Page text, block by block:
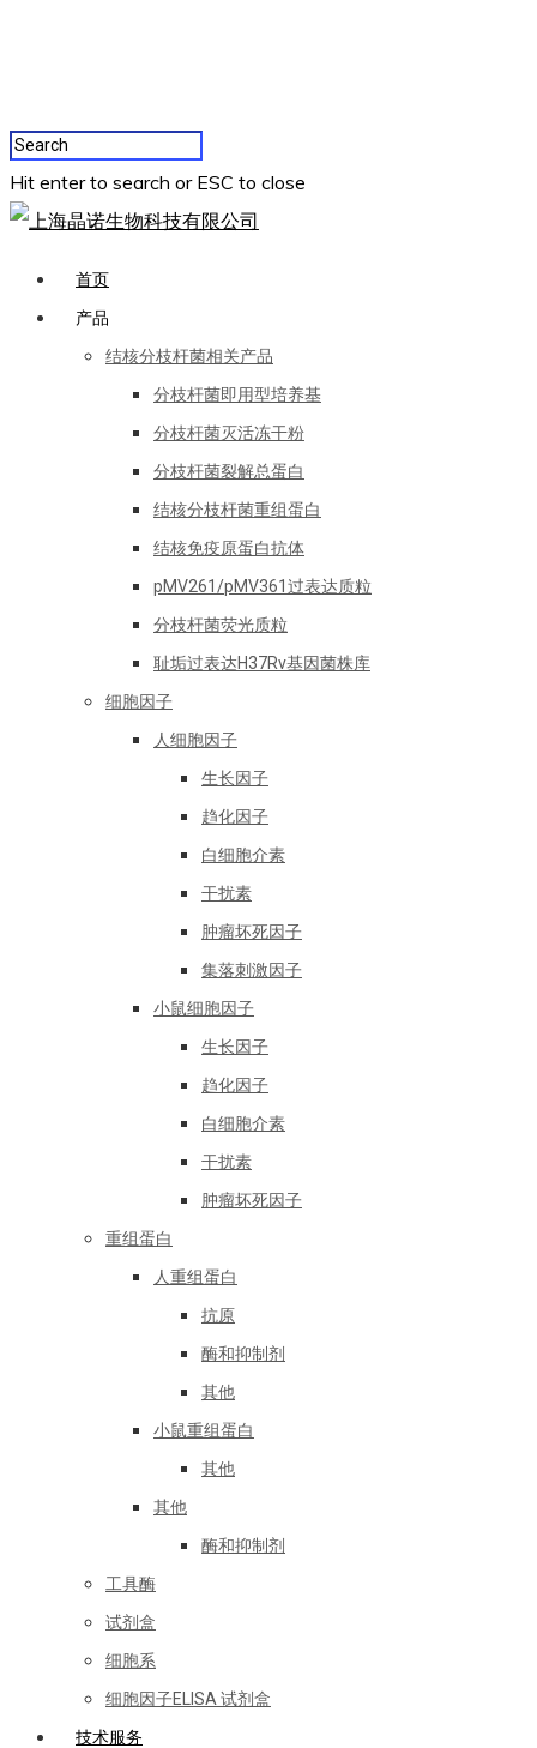
Hit enter to search or ESC to close
首页
产品
结核分枝杆菌相关产品
分枝杆菌即用型培养基
分枝杆菌灭活冻干粉
分枝杆菌裂解总蛋白
结核分枝杆菌重组蛋白
结核免疫原蛋白抗体
pMV261/pMV361过表达质粒
分枝杆菌荧光质粒
耻垢过表达H37Rv基因菌株库
细胞因子
人细胞因子
生长因子
趋化因子
白细胞介素
干扰素
肿瘤坏死因子
集落刺激因子
小鼠细胞因子
生长因子
趋化因子
白细胞介素
干扰素
肿瘤坏死因子
重组蛋白
人重组蛋白
抗原
酶和抑制剂
其他
小鼠重组蛋白
其他
其他
酶和抑制剂
工具酶
试剂盒
细胞系
细胞因子ELISA 试剂盒
技术服务